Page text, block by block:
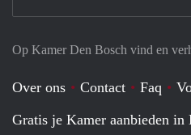
Op Kamer Den Bosch vind en
Over ons Contact Faq
Gratis je Kamer aanbieden in